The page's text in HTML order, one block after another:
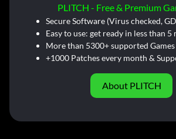
PLITCH - Free & Premium
Secure Software (Virus checked,
Easy to use: get ready in less than 5
More than 5300+ supported Games
+1000 Patches every month &
About PLITCH